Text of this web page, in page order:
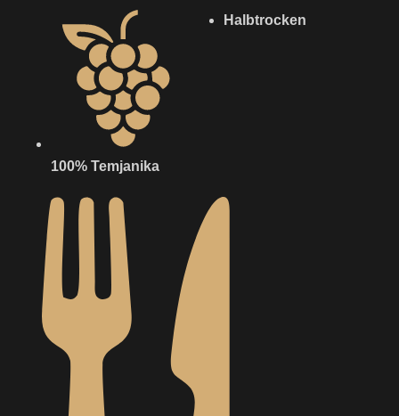
100% Temjanika
Halbtrocken